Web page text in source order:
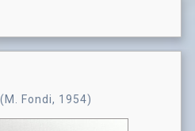
Fondi, 1954)